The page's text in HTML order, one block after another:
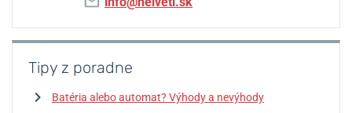
Tipy z poradne
Batéria alebo automat? Výhody a nevýhody